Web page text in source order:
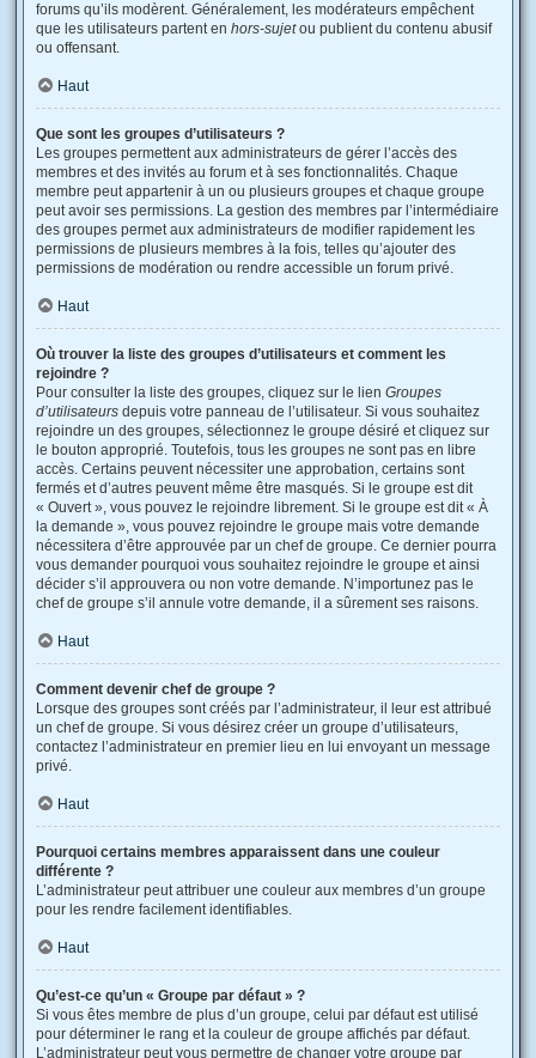
forums qu’ils modèrent. Généralement, les modérateurs empêchent
que les utilisateurs partent en hors-sujetou publient du contenu abusif
ou offensant.
Haut
Que sont les groupes d’utilisateurs ?
Les groupes permettent aux administrateurs de gérer l’accès des
membres et des invités au forum et à ses fonctionnalités. Chaque
membre peut appartenir à un ou plusieurs groupes et chaque groupe
peut avoir ses permissions. La gestion des membres par l’intermédiaire
des groupes permet aux administrateurs de modifier rapidement les
permissions de plusieurs membres à la fois, telles qu’ajouter des
permissions de modération ou rendre accessible un forum privé.
Haut
Où trouver la liste des groupes d’utilisateurs et comment les
rejoindre ?
Pour consulter la liste des groupes, cliquez sur le lien Groupes
d’utilisateurs depuis votre panneau de l’utilisateur. Si vous souhaitez
rejoindre un des groupes, sélectionnez le groupe désiré et cliquez sur
le bouton approprié. Toutefois, tous les groupes ne sont pas en libre
accès. Certains peuvent nécessiter une approbation, certains sont
fermés et d’autres peuvent même être masqués. Si le groupe est dit
« Ouvert », vous pouvez le rejoindre librement. Si le groupe est dit « À
la demande », vous pouvez rejoindre le groupe mais votre demande
nécessitera d’être approuvée par un chef de groupe. Ce dernier pourra
vous demander pourquoi vous souhaitez rejoindre le groupe et ainsi
décider s’il approuvera ou non votre demande. N’importunez pas le
chef de groupe s’il annule votre demande, il a sûrement ses raisons.
Haut
Comment devenir chef de groupe ?
Lorsque des groupes sont créés par l’administrateur, il leur est attribué
un chef de groupe. Si vous désirez créer un groupe d’utilisateurs,
contactez l’administrateur en premier lieu en lui envoyant un message
privé.
Haut
Pourquoi certains membres apparaissent dans une couleur
différente ?
L’administrateur peut attribuer une couleur aux membres d’un groupe
pour les rendre facilement identifiables.
Haut
Qu’est-ce qu’un « Groupe par défaut » ?
Si vous êtes membre de plus d’un groupe, celui par défaut est utilisé
pour déterminer le rang et la couleur de groupe affichés par défaut.
L’administrateur peut vous permettre de changer votre groupe par